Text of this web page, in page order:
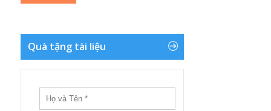
Quà tặng tài liệu